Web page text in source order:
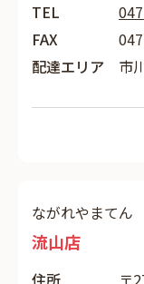
TEL
FAX
配達エリア
市
ながれやまてん
流山店
住所
〒